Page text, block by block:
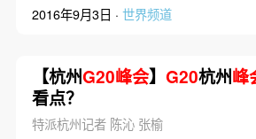
2016年9月3日 · 世界频道
【杭州G20峰会】 G20杭州峰
看点？
特派杭州记者 陈沁 张榆